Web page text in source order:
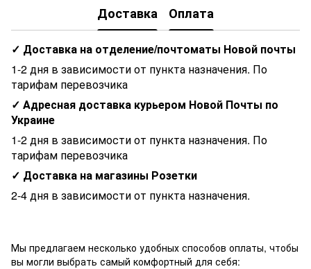
Доставка Оплата
✓ Доставка на отделение/почтоматы Новой почты
1-2 дня в зависимости от пункта назначения. По
тарифам перевозчика
✓ Адресная доставка курьером Новой Почты по
Украине
1-2 дня в зависимости от пункта назначения. По
тарифам перевозчика
✓ Доставка на магазины Розетки
2-4 дня в зависимости от пункта назначения.
Мы предлагаем несколько удобных способов оплаты, чтобы
вы могли выбрать самый комфортный для себя: